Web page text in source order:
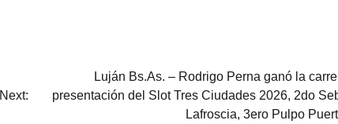
Next:
Luján Bs.As. – Rodrigo Perna ganó la
presentación del Slot Tres Ciudades 2026, 2do
Lafroscia, 3ero Pulpo